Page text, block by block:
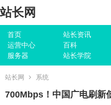
站长网
首页 站长资讯
运营中心
百科
服务器
站长学院
站长网 系统
700Mbps！中国广电刷新